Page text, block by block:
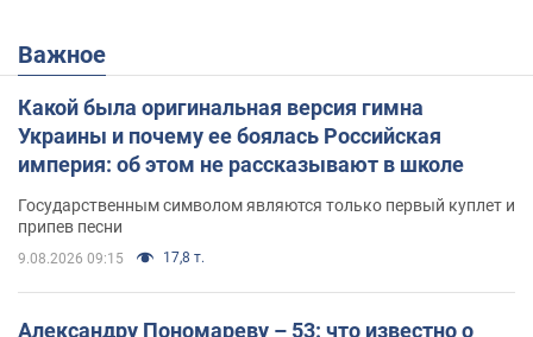
Важное
Какой была оригинальная версия гимна
Украины и почему ее боялась Российская
империя: об этом не рассказывают в школе
Государственным символом являются только первый куплет и
припев песни
9.08.2026 09:15 17,8 т.
Александру Пономареву – 53: что известно о